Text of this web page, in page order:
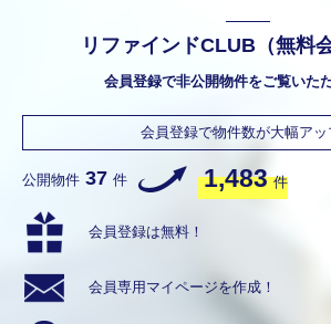
リファインドCLUB（無料
会員登録で非公開物件をご覧いた
会員登録で物件数が大幅アッ
公開物件 37 件 1,483 件
会員登録は無料！
会員専用 マイページを作成！